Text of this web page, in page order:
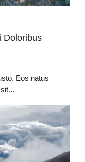
Doloribus
Eos natus